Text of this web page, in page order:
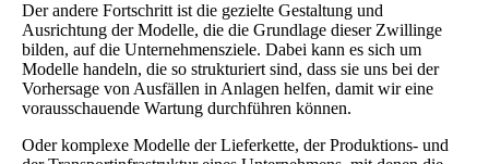
Der andere Fortschritt ist die gezielte Gestaltung und
Ausrichtung der Modelle, die die Grundlage dieser Zwillinge
bilden, auf die Unternehmensziele. Dabei kann es sich um
Modelle handeln, die so strukturiert sind, dass sie uns bei der
Vorhersage von Ausfällen in Anlagen helfen, damit wir eine
vorausschauende Wartung durchführen können.
Oder komplexe Modelle der Lieferkette, der Produktions- und